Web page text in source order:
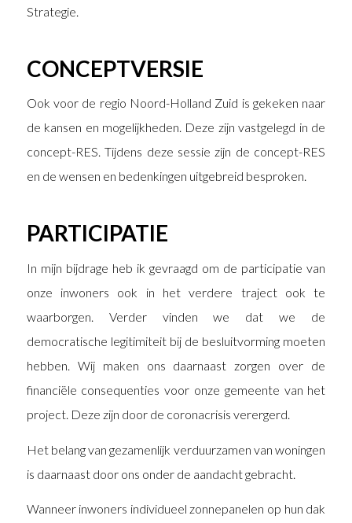
Strategie.
CONCEPTVERSIE
Ook voor de regio Noord-Holland Zuid is gekeken naar
de kansen en mogelijkheden. Deze zijn vastgelegd in de
concept-RES. Tijdens deze sessie zijn de concept-RES
en de wensen en bedenkingen uitgebreid besproken.
PARTICIPATIE
In mijn bijdrage heb ik gevraagd om de participatie van
onze inwoners ook in het verdere traject ook te
waarborgen. Verder vinden we dat we de
democratische legitimiteit bij de besluitvorming moeten
hebben. Wij maken ons daarnaast zorgen over de
financiële consequenties voor onze gemeente van het
project. Deze zijn door de coronacrisis verergerd.
Het belang van gezamenlijk verduurzamen van woningen
is daarnaast door ons onder de aandacht gebracht.
Wanneer inwoners individueel zonnepanelen op hun dak